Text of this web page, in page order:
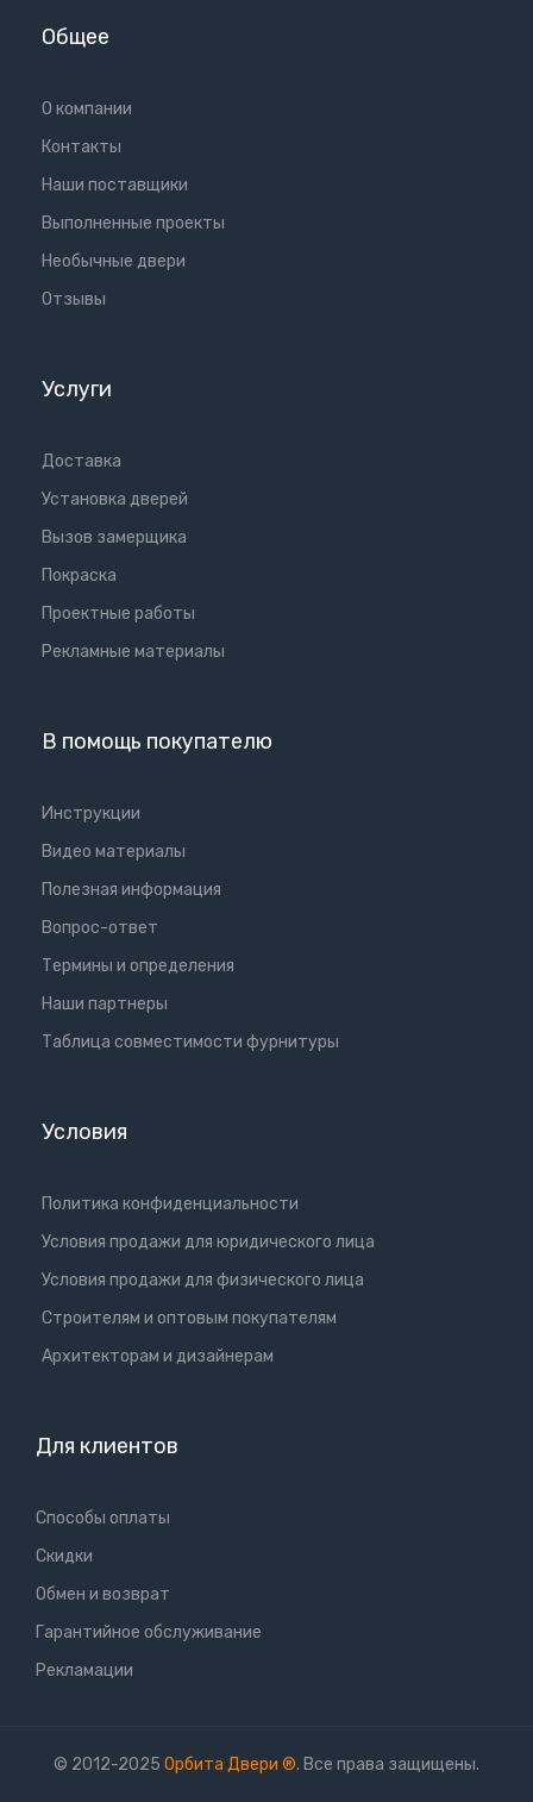
Общее
О компании
Контакты
Наши поставщики
Выполненные проекты
Необычные двери
Отзывы
Услуги
Доставка
Установка дверей
Вызов замерщика
Покраска
Проектные работы
Рекламные материалы
В помощь покупателю
Инструкции
Видео материалы
Полезная информация
Вопрос-ответ
Термины и определения
Наши партнеры
Таблица совместимости фурнитуры
Условия
Политика конфиденциальности
Условия продажи для юридического лица
Условия продажи для физического лица
Cтроителям и оптовым покупателям
Aрхитекторам и дизайнерам
Для клиентов
Способы оплаты
Скидки
Обмен и возврат
Гарантийное обслуживание
Рекламации
© 2012-2025 Орбита Двери ®. Все права защищены.